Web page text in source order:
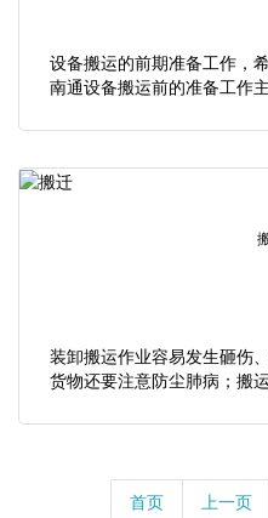
设备搬运的前期准备工作，
南通设备搬运前的准备工作
装卸搬运作业容易发生砸伤
货物还要注意防尘肺病；搬
首页 上一页